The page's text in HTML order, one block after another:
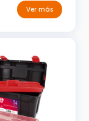
Ver más